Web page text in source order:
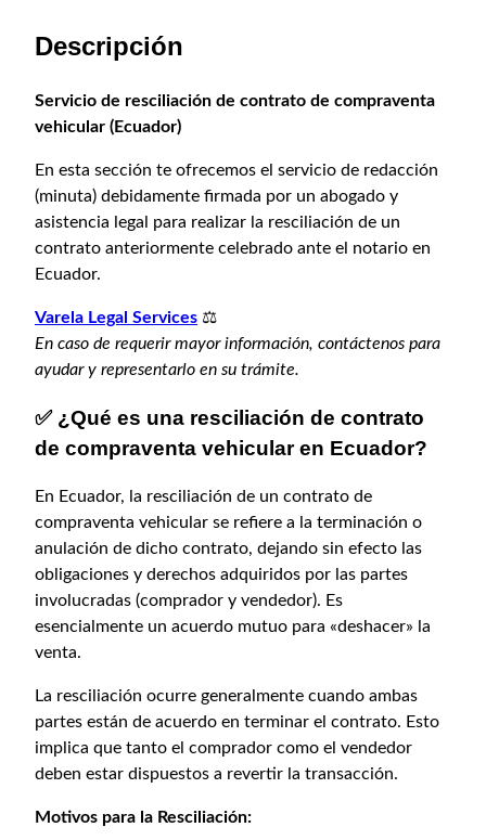
Descripción
Servicio de resciliación de contrato de compraventa
vehicular (Ecuador)
En esta sección te ofrecemos el servicio de redacción
(minuta) debidamente firmada por un abogado y
asistencia legal para realizar la resciliación de un
contrato anteriormente celebrado ante el notario en
Ecuador.
Varela Legal Services ⚖️
En caso de requerir mayor información, contáctenos para
ayudar y representarlo en su trámite.
✅ ¿Qué es una resciliación de contrato
de compraventa vehicular en Ecuador?
En Ecuador, la resciliación de un contrato de
compraventa vehicular se refiere a la terminación o
anulación de dicho contrato, dejando sin efecto las
obligaciones y derechos adquiridos por las partes
involucradas (comprador y vendedor). Es
esencialmente un acuerdo mutuo para «deshacer» la
venta.
La resciliación ocurre generalmente cuando ambas
partes están de acuerdo en terminar el contrato. Esto
implica que tanto el comprador como el vendedor
deben estar dispuestos a revertir la transacción.
Motivos para la Resciliación: